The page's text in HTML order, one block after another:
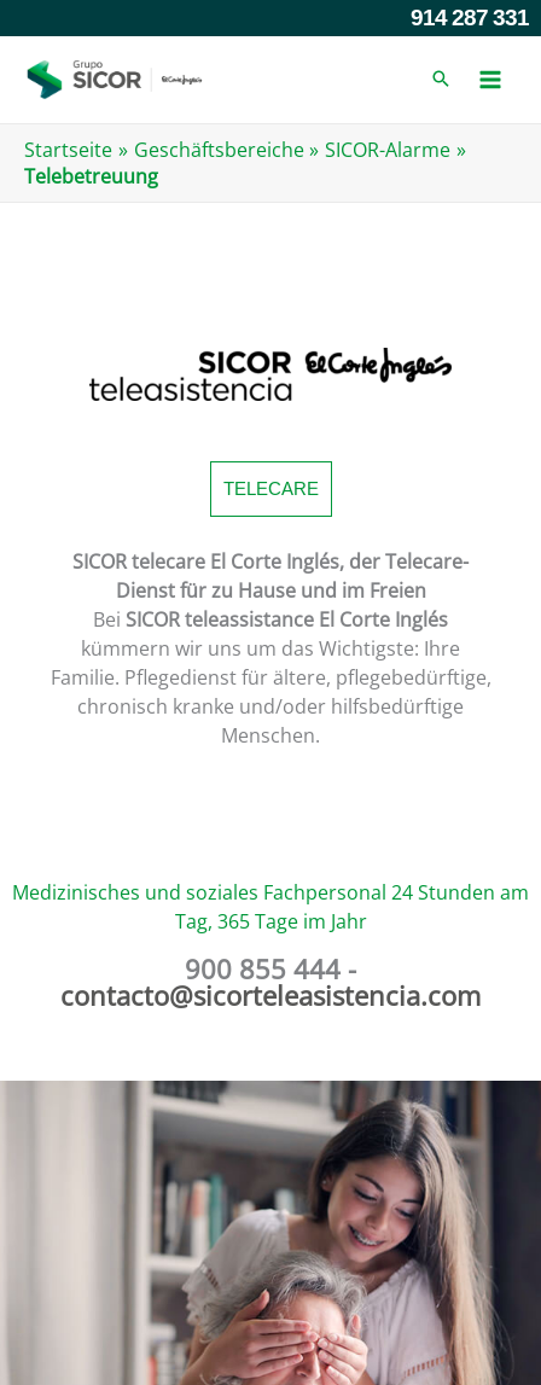
Inhalt
springen
914 287 331
Startseite Geschäftsbereiche
SICOR-Alarme
Telebetreuung
TELECARE
SICOR telecare El Corte Inglés, der Telecare-
Dienst für zu Hause und im Freien
Bei SICOR teleassistance El Corte Inglés
kümmern wir uns um das Wichtigste: Ihre
Familie. Pflegedienst für ältere, pflegebedürftige,
chronisch kranke und/oder hilfsbedürftige
Menschen.
Medizinisches und soziales Fachpersonal 24 Stunden am
Tag, 365 Tage im Jahr
900 855 444 -
contacto@sicorteleasistencia.com